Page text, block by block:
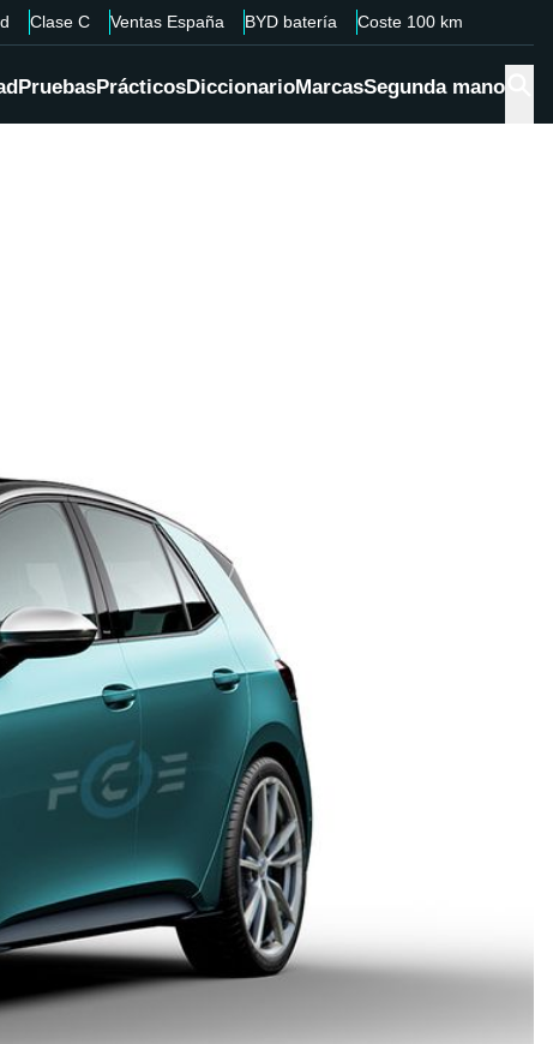
Clase C Ventas España BYD batería Coste 100 km
PruebasPrácticosDiccionarioMarcasSegunda mano